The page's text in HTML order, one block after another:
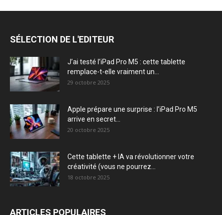
SÉLECTION DE L'EDITEUR
J’ai testé l’iPad Pro M5 : cette tablette
remplace-t-elle vraiment un...
29 octobre 2025
Apple prépare une surprise : l’iPad Pro M5
arrive en secret...
20 octobre 2025
Cette tablette + IA va révolutionner votre
créativité (vous ne pourrez...
18 octobre 2025
ARTICLES POPULAIRES